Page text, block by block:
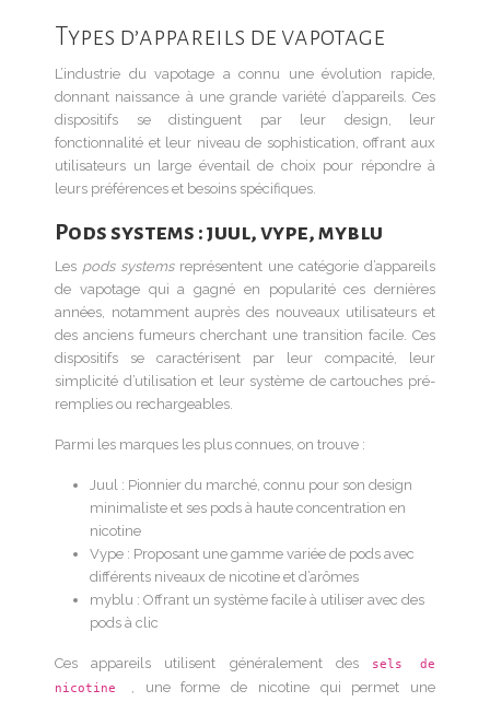
Types d’appareils de vapotage
L’industrie du vapotage a connu une évolution rapide,
donnant naissance à une grande variété d’appareils. Ces
dispositifs se distinguent par leur design, leur
fonctionnalité et leur niveau de sophistication, offrant aux
utilisateurs un large éventail de choix pour répondre à
leurs préférences et besoins spécifiques.
Pods systems : juul, vype, myblu
Les pods systems représentent une catégorie d’appareils
de vapotage qui a gagné en popularité ces dernières
années, notamment auprès des nouveaux utilisateurs et
des anciens fumeurs cherchant une transition facile. Ces
dispositifs se caractérisent par leur compacité, leur
simplicité d’utilisation et leur système de cartouches pré-
remplies ou rechargeables.
Parmi les marques les plus connues, on trouve :
Juul : Pionnier du marché, connu pour son design
minimaliste et ses pods à haute concentration en
nicotine
Vype : Proposant une gamme variée de pods avec
différents niveaux de nicotine et d’arômes
myblu : Offrant un système facile à utiliser avec des
pods à clic
Ces appareils utilisent généralement des
sels de
nicotine , une forme de nicotine qui permet une